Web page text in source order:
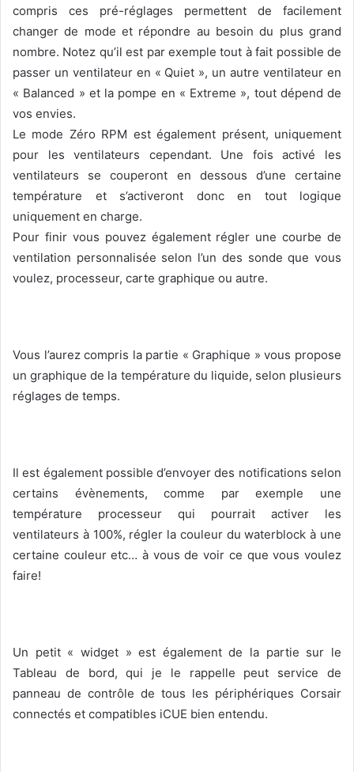
compris ces pré-réglages permettent de facilement
changer de mode et répondre au besoin du plus grand
nombre. Notez qu’il est par exemple tout à fait possible de
passer un ventilateur en « Quiet », un autre ventilateur en
« Balanced » et la pompe en « Extreme », tout dépend de
vos envies.
Le mode Zéro RPM est également présent, uniquement
pour les ventilateurs cependant. Une fois activé les
ventilateurs se couperont en dessous d’une certaine
température et s’activeront donc en tout logique
uniquement en charge.
Pour finir vous pouvez également régler une courbe de
ventilation personnalisée selon l’un des sonde que vous
voulez, processeur, carte graphique ou autre.
Vous l’aurez compris la partie « Graphique » vous propose
un graphique de la température du liquide, selon plusieurs
réglages de temps.
Il est également possible d’envoyer des notifications selon
certains évènements, comme par exemple une
température processeur qui pourrait activer les
ventilateurs à 100%, régler la couleur du waterblock à une
certaine couleur etc… à vous de voir ce que vous voulez
faire!
Un petit « widget » est également de la partie sur le
Tableau de bord, qui je le rappelle peut service de
panneau de contrôle de tous les périphériques Corsair
connectés et compatibles iCUE bien entendu.